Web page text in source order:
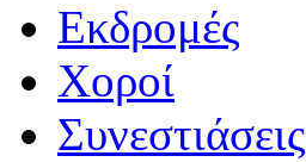
Εκδρομές
Χοροί
Συνεστιάσεις